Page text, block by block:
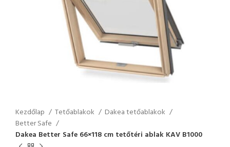
Kezdőlap Tetőablakok
Dakea tetőablakok
Better Safe
Dakea Better Safe 66×118 cm tetőtéri ablak KAV B1000